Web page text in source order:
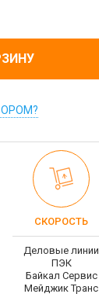
СКОРОСТЬ
Деловые линии
ПЭК
Байкал Сервис
Мейджик Транс